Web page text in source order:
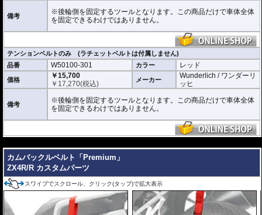
また、お手持ちのベルトをご利用いただけるテンションベルトだけの商品もラ
インナップ。
備考
※後輪側を固定するツールとなります。この商品だけで車体全体
を固定できるわけではありません。
テンションベルトのみ (ラチェットベルトは付属しません)
品番
W50100-301 カラー レッド
価格
￥15,700
￥ 17,270(税込) メーカー
Wunderlich / ワンダーリ
ッヒ
備考
※後輪側を固定するツールとなります。この商品だけで車体全体
を固定できるわけではありません。
カムバックルベルト「Premium」
ZX4R/R カスタムパーツ
スワイプでスクロール、クリック(タップ)で拡大表示